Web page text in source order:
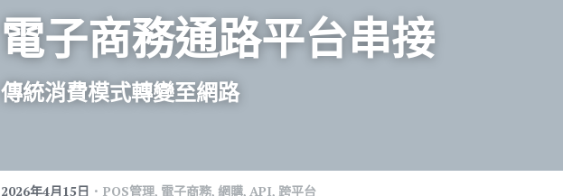
電子商務通路平台串接
傳統消費模式轉變至網路
2026年4月15日 · POS管理, 電子商務, 網購, API, 跨平台